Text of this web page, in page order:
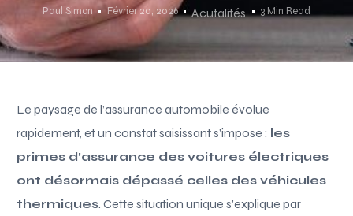
Paul Simon Février 20, 2026 Acutalités 3 Min Read
Le paysage de l’assurance automobile évolue
rapidement, et un constat saisissant s’impose : les
primes d’assurance des voitures électriques
ont désormais dépassé celles des véhicules
thermiques. Cette situation unique s’explique par